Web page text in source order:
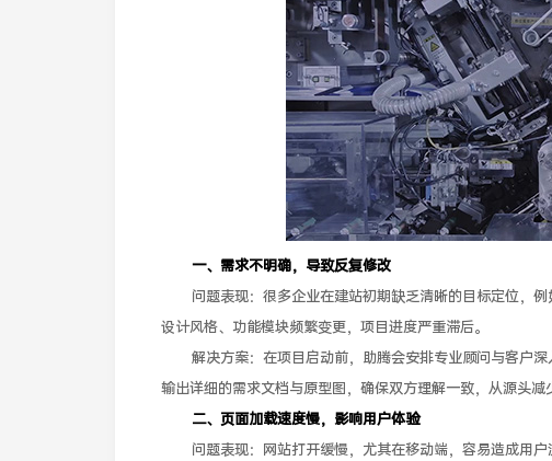
一、需求不明确，导致反复修改
问题表现：很多企业在建站初期缺乏清晰的目标定位，
设计风格、功能模块频繁变更，项目进度严重滞后。
解决方案：在项目启动前，助腾会安排专业顾问与客户
输出详细的需求文档与原型图，确保双方理解一致，从源头减
二、页面加载速度慢，影响用户体验
问题表现：网站打开缓慢，尤其在移动端，容易造成用户